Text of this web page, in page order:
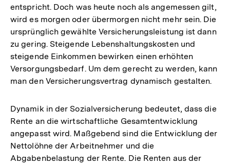
entspricht. Doch was heute noch als angemessen gilt,
wird es morgen oder übermorgen nicht mehr sein. Die
ursprünglich gewählte Versicherungsleistung ist dann
zu gering. Steigende Lebenshaltungskosten und
steigende Einkommen bewirken einen erhöhten
Versorgungsbedarf. Um dem gerecht zu werden, kann
man den Versicherungsvertrag dynamisch gestalten.
Dynamik in der Sozialversicherung bedeutet, dass die
Rente an die wirtschaftliche Gesamtentwicklung
angepasst wird. Maßgebend sind die Entwicklung der
Nettolöhne der Arbeitnehmer und die
Abgabenbelastung der Rente. Die Renten aus der